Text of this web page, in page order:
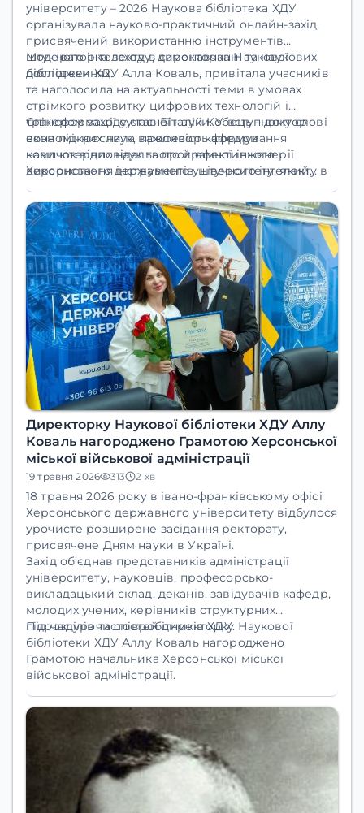
університету – 2026 Наукова бібліотека ХДУ
організувала науково-практичний онлайн-захід,
присвячений використанню інструментів
штучного інтелекту в самонавчанні та наукових
дослідженнях.
Модераторка заходу, директорка Наукової
бібліотеки ХДУ Алла Коваль, привітала учасників
та наголосила на актуальності теми в умовах
стрімкого розвитку цифрових технологій і
трансформації сучасної науки. У вступному слові
вона підкреслила важливість формування
навичок відповідального й ефективного
використання інструментів штучного інтелекту в
Спікером заходу став Віталій Кобець– доктор
економічних наук, професор кафедри
комп'ютерних наук та програмної інженерії
Херсонського державного університету, який
пріоритезація, планування та фреймворки по
роботі з ШІ у самонавчанні та дослідженнях».
Директорку Наукової бібліотеки ХДУ Аллу
Коваль нагороджено Грамотою Херсонської
міської військової адміністрації
19 травня 2026 313 2 хв
18 травня 2026 року в івано-франківському офісі
Херсонського державного університету відбулося
урочисте розширене засідання ректорату,
присвячене Дням науки в Україні.
Захід об’єднав представників адміністрації
університету, науковців, професорсько-
викладацький склад, деканів, завідувачів кафедр,
молодих учених, керівників структурних
підрозділів та співробітників ХДУ.
Під час урочистостей директорку Наукової
бібліотеки ХДУ Аллу Коваль нагороджено
Грамотою начальника Херсонської міської
військової адміністрації.